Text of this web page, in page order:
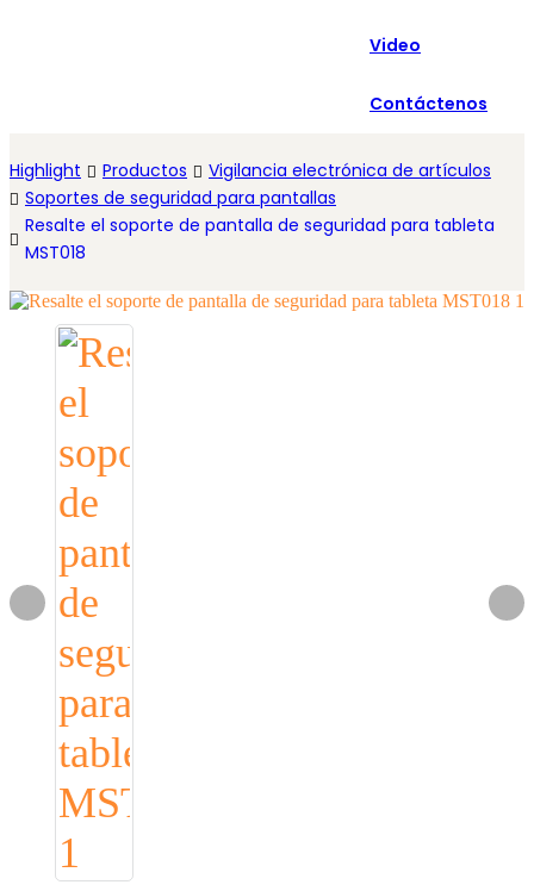
Video
Contáctenos
Highlight Productos
Vigilancia electrónica de artículos
Soportes de seguridad para pantallas
Resalte el soporte de pantalla de seguridad para tableta
MST018